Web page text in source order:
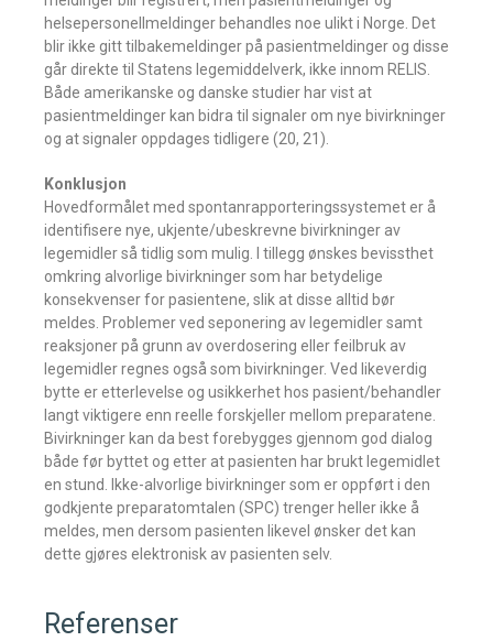
helsepersonellmeldinger behandles noe ulikt i Norge. Det
blir ikke gitt tilbakemeldinger på pasientmeldinger og disse
går direkte til Statens legemiddelverk, ikke innom RELIS.
Både amerikanske og danske studier har vist at
pasientmeldinger kan bidra til signaler om nye bivirkninger
og at signaler oppdages tidligere (20, 21).
Konklusjon
Hovedformålet med spontanrapporteringssystemet er å
identifisere nye, ukjente/ubeskrevne bivirkninger av
legemidler så tidlig som mulig. I tillegg ønskes bevissthet
omkring alvorlige bivirkninger som har betydelige
konsekvenser for pasientene, slik at disse alltid bør
meldes. Problemer ved seponering av legemidler samt
reaksjoner på grunn av overdosering eller feilbruk av
legemidler regnes også som bivirkninger. Ved likeverdig
bytte er etterlevelse og usikkerhet hos pasient/behandler
langt viktigere enn reelle forskjeller mellom preparatene.
Bivirkninger kan da best forebygges gjennom god dialog
både før byttet og etter at pasienten har brukt legemidlet
en stund. Ikke-alvorlige bivirkninger som er oppført i den
godkjente preparatomtalen (SPC) trenger heller ikke å
meldes, men dersom pasienten likevel ønsker det kan
dette gjøres elektronisk av pasienten selv.
Referenser